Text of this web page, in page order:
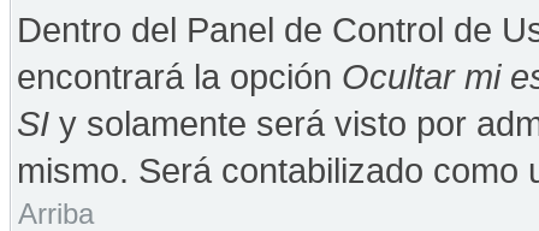
Dentro del Panel de Control de
encontrará la opción Ocultar mi
SI y solamente será visto por
mismo. Será contabilizado como
Arriba